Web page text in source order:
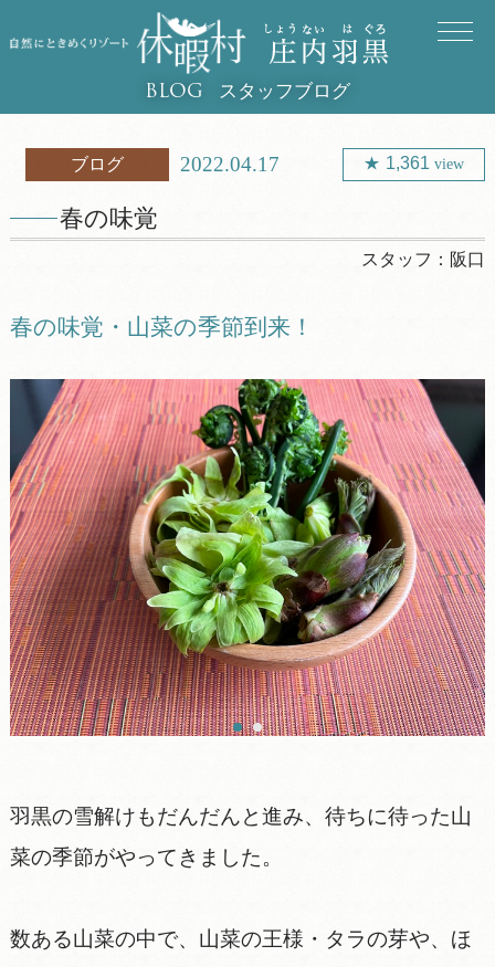
BLOG スタッフブログ
ブログ 2022.04.17 1,361view
春の味覚
スタッフ： 阪口
春の味覚・山菜の季節到来！
羽黒の雪解けもだんだんと進み、待ちに待った山
菜の季節がやってきました。
数ある山菜の中で、山菜の王様・タラの芽や、ほ